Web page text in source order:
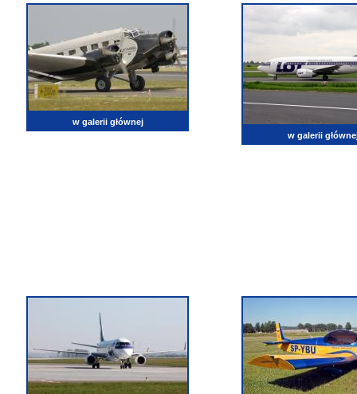
w galerii głównej
w galerii